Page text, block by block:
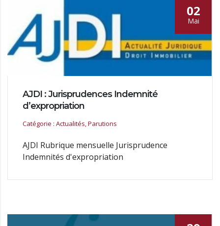
02
Mai
AJDI : Jurisprudences Indemnité
d’expropriation
Catégorie : Actualités, Parutions
AJDI Rubrique mensuelle Jurisprudence
Indemnités d'expropriation